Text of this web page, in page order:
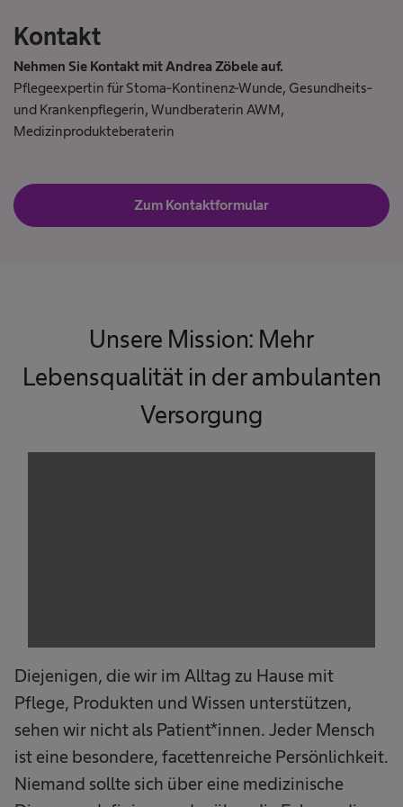
Kontakt
Nehmen Sie Kontakt mit Andrea Zöbele auf.
Pflegeexpertin für Stoma-Kontinenz-Wunde, Gesundheits-
und Krankenpflegerin, Wundberaterin AWM,
Medizinprodukteberaterin
Zum Kontaktformular
Unsere Mission: Mehr
Lebensqualität in der ambulanten
Versorgung
Diejenigen, die wir im Alltag zu Hause mit
Pflege, Produkten und Wissen unterstützen,
sehen wir nicht als Patient*innen. Jeder Mensch
ist eine besondere, facettenreiche Persönlichkeit.
Niemand sollte sich über eine medizinische